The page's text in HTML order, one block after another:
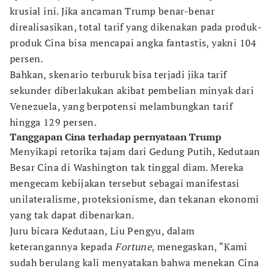
krusial ini. Jika ancaman Trump benar-benar
direalisasikan, total tarif yang dikenakan pada produk-
produk Cina bisa mencapai angka fantastis, yakni 104
persen.
Bahkan, skenario terburuk bisa terjadi jika tarif
sekunder diberlakukan akibat pembelian minyak dari
Venezuela, yang berpotensi melambungkan tarif
hingga 129 persen.
Tanggapan Cina terhadap pernyataan Trump
Menyikapi retorika tajam dari Gedung Putih, Kedutaan
Besar Cina di Washington tak tinggal diam. Mereka
mengecam kebijakan tersebut sebagai manifestasi
unilateralisme, proteksionisme, dan tekanan ekonomi
yang tak dapat dibenarkan.
Juru bicara Kedutaan, Liu Pengyu, dalam
keterangannya kepadaFortune, menegaskan, “Kami
sudah berulang kali menyatakan bahwa menekan Cina